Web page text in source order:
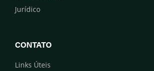
Jurídico
CONTATO
Links Úteis